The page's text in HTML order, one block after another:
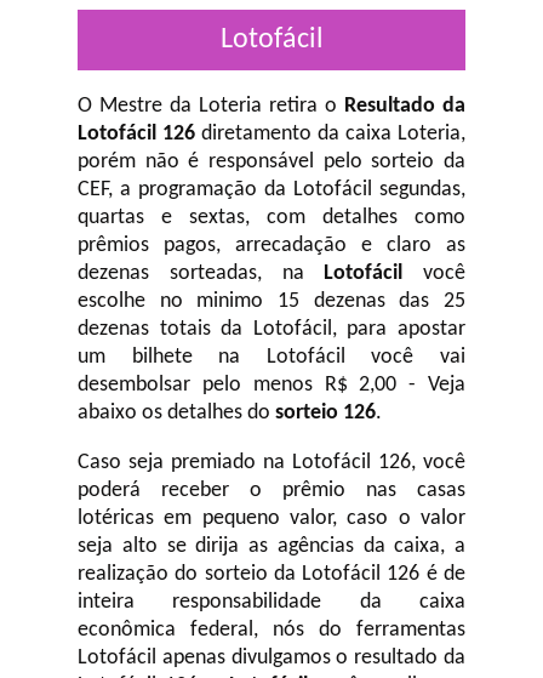
Lotofácil
O Mestre da Loteria retira o Resultado da
Lotofácil 126 diretamento da caixa Loteria,
porém não é responsável pelo sorteio da
CEF, a programação da Lotofácil segundas,
quartas e sextas, com detalhes como
prêmios pagos, arrecadação e claro as
dezenas sorteadas, na Lotofácil você
escolhe no minimo 15 dezenas das 25
dezenas totais da Lotofácil, para apostar
um bilhete na Lotofácil você vai
desembolsar pelo menos R$ 2,00 - Veja
abaixo os detalhes do sorteio 126.
Caso seja premiado na Lotofácil 126, você
poderá receber o prêmio nas casas
lotéricas em pequeno valor, caso o valor
seja alto se dirija as agências da caixa, a
realização do sorteio da Lotofácil 126 é de
inteira responsabilidade da caixa
econômica federal, nós do ferramentas
Lotofácil apenas divulgamos o resultado da